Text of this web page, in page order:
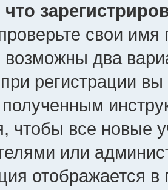
свои имя
возможны два
регистрации
полученным
чтобы все новые
или
отображается